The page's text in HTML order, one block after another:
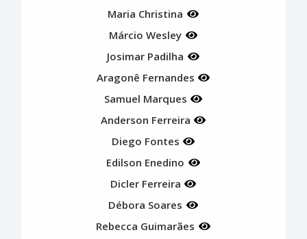
Maria Christina
Márcio Wesley
Josimar Padilha
Aragonê Fernandes
Samuel Marques
Anderson Ferreira
Diego Fontes
Edilson Enedino
Dicler Ferreira
Débora Soares
Rebecca Guimarães